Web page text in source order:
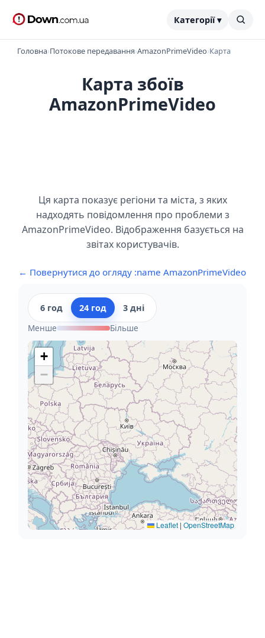
Категорії ▾
Головна›Потокове передавання›AmazonPrimeVideo›Карта
Карта збоїв
AmazonPrimeVideo
Ця карта показує регіони та міста, з яких
надходять повідомлення про проблеми з
AmazonPrimeVideo. Відображення базується на
звітах користувачів.
← Повернутися до огляду :name AmazonPrimeVideo
6 год 24 год
3 дні
Менше
Більше
+
−
Leaflet | OpenStreetMap